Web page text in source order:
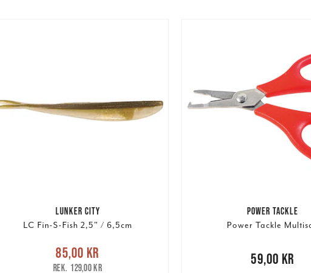
LUNKER CITY
LC Fin-S-Fish 2,5" / 6,5cm
Nuvarande pris :85,00 kr
pris:129,00 kr
85,00 kr
129,00 kr
POWER TACKLE
Power Tackle
59,00 kr59,00 kr